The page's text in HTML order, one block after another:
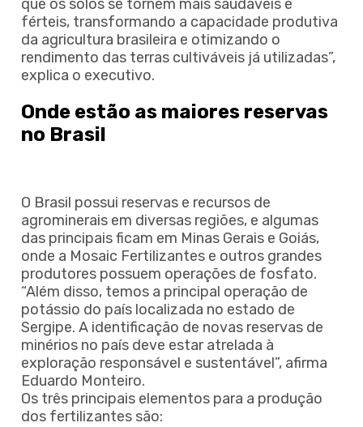
que os solos se tornem mais saudáveis e
férteis, transformando a capacidade produtiva
da agricultura brasileira e otimizando o
rendimento das terras cultiváveis já utilizadas”,
explica o executivo.
Onde estão as maiores reservas
no Brasil
O Brasil possui reservas e recursos de
agrominerais em diversas regiões, e algumas
das principais ficam em Minas Gerais e Goiás,
onde a Mosaic Fertilizantes e outros grandes
produtores possuem operações de fosfato.
“Além disso, temos a principal operação de
potássio do país localizada no estado de
Sergipe. A identificação de novas reservas de
minérios no país deve estar atrelada à
exploração responsável e sustentável”, afirma
Eduardo Monteiro.
Os três principais elementos para a produção
dos fertilizantes são: